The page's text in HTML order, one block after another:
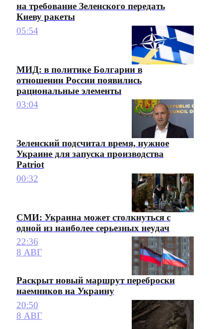
на требование Зеленского передать
Киеву ракеты
05:54
МИД: в политике Болгарии в
отношении России появились
рациональные элементы
03:04
Зеленский подсчитал время, нужное
Украине для запуска производства
Patriot
00:32
СМИ: Украина может столкнуться с
одной из наиболее серьезных неудач
22:36
8 АВГ
Раскрыт новый маршрут переброски
наемников на Украину
20:50
8 АВГ